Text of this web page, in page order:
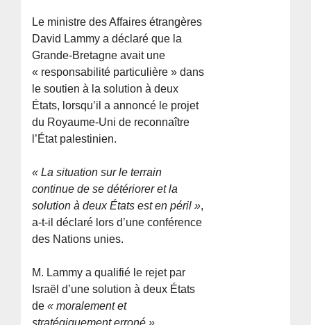
Le ministre des Affaires étrangères
David Lammy a déclaré que la
Grande-Bretagne avait une
« responsabilité particulière » dans
le soutien à la solution à deux
États, lorsqu’il a annoncé le projet
du Royaume-Uni de reconnaître
l’État palestinien.
« La situation sur le terrain
continue de se détériorer et la
solution à deux États est en péril »,
a-t-il déclaré lors d’une conférence
des Nations unies.
M. Lammy a qualifié le rejet par
Israël d’une solution à deux États
de« moralement et
stratégiquement erroné ».